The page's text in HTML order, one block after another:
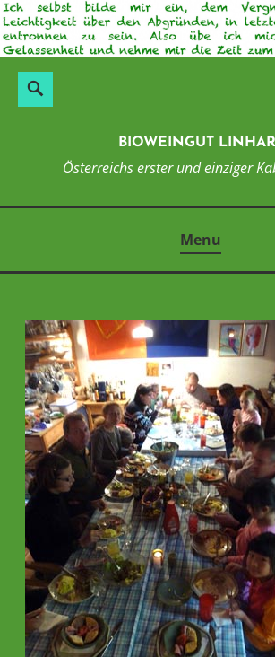
Skip
to
content
Search
BIOWEINGUT
Österreichs erster und einziger
Menu